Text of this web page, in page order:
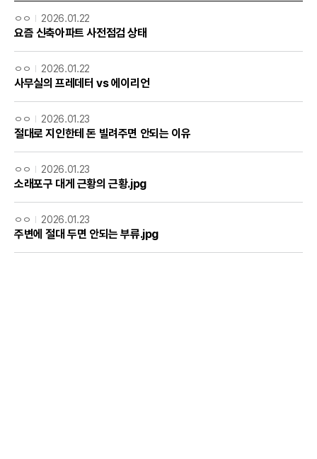
ㅇㅇ 2026.01.22
요즘 신축아파트 사전점검 상태
ㅇㅇ 2026.01.22
사무실의 프레데터 vs 에이리언
ㅇㅇ 2026.01.23
절대로 지인한테 돈 빌려주면 안되는 이유
ㅇㅇ 2026.01.23
소래포구 대게 근황의 근황.jpg
ㅇㅇ 2026.01.23
주변에 절대 두면 안되는 부류.jpg